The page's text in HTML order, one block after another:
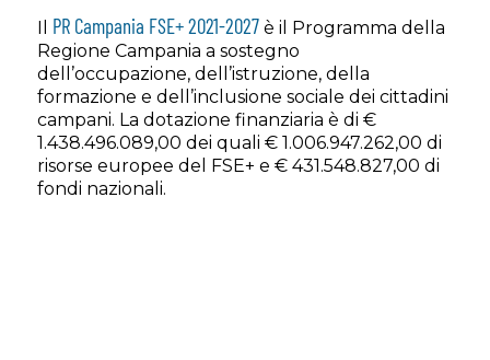
Il PR Campania FSE+ 2021-2027è il Programma della
Regione Campania a sostegno
dell’occupazione, dell’istruzione, della
formazione e dell’inclusione sociale dei cittadini
campani. La dotazione finanziaria è di €
1.438.496.089,00 dei quali € 1.006.947.262,00 di
risorse europee del FSE+ e € 431.548.827,00 di
fondi nazionali.